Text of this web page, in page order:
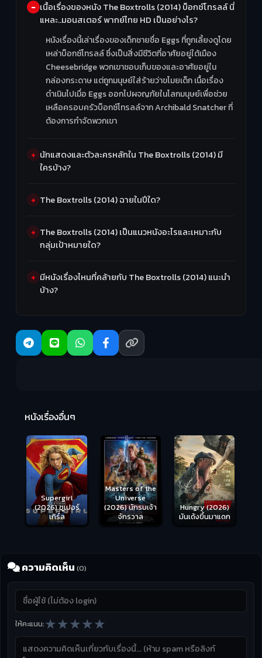
เนื้อเรื่องของหนัง The Boxtrolls (2014) บ็อกซ์โทรลล์ นี่
แหละ..มอนสเตอร์ พากย์ไทย HD เป็นอย่างไร?
หนังเรื่องนี้เล่าเรื่องของเด็กชายชื่อ Eggs ที่ถูกเลี้ยงดูโดย
เหล่าบ็อกซ์โทรลล์ ซึ่งเป็นสิ่งมีชีวิตที่อาศัยอยู่ใต้เมือง
Cheesebridge พวกเขาชอบเก็บของและอาศัยอยู่ใน
กล่องกระดาษ แต่ถูกมนุษย์ใส่ร้ายว่าขโมยเด็ก เนื้อเรื่อง
ดำเนินไปเมื่อ Eggs ออกไปผจญภัยในโลกมนุษย์เพื่อช่วย
เหลือครอบครัวบ็อกซ์โทรลล์จาก Archibald Snatcher ที่
ต้องการกำจัดพวกเขา
นักแสดงและตัวละครหลักใน The Boxtrolls (2014) มี
ใครบ้าง?
The Boxtrolls (2014) ฉายในปีใด?
The Boxtrolls (2014) เป็นแนวหนังอะไรและเหมาะกับ
กลุ่มเป้าหมายใด?
มีหนังเรื่องไหนที่คล้ายกับ The Boxtrolls (2014) แนะนำ
บ้าง?
หนังเรื่องอื่นๆ
Supergirl
(2026) ซูเปอร์
เกิร์ล
Masters of the
Universe
(2026) นักรบเจ้า
จักรวาล
Hungry (2026)
มันเด้งขึ้นมาแดก
ความคิดเห็น (0)
ให้คะแนน:★★★★★